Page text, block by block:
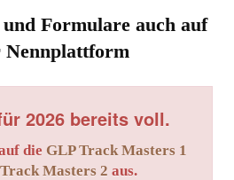
Formulare auch auf
Nennplattform
2026 bereits voll.
die GLP Track Masters 1
Masters 2 aus.